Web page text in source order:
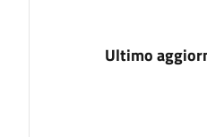
Ultimo